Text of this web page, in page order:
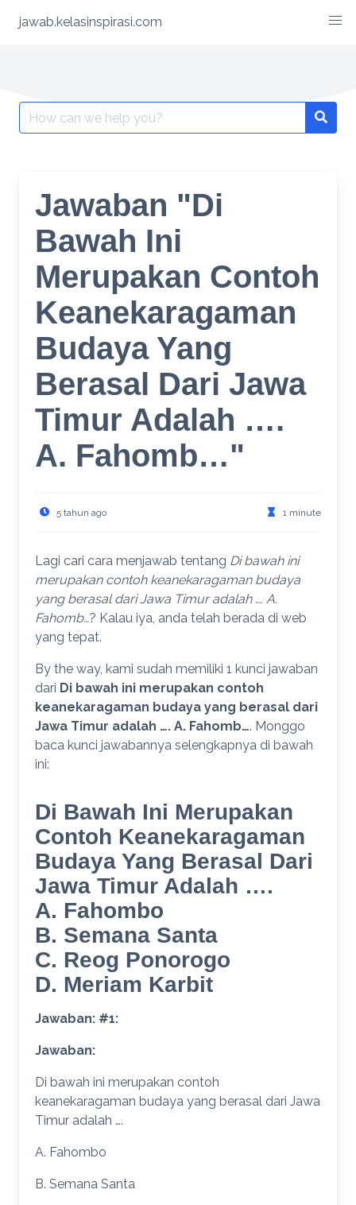
jawab.kelasinspirasi.com
Search
for:
Jawaban "Di
Bawah Ini
Merupakan Contoh
Keanekaragaman
Budaya Yang
Berasal Dari Jawa
Timur Adalah ….
A. Fahomb…"
5 tahun ago 1 minute
Lagi cari cara menjawab tentang Di bawah ini
merupakan contoh keanekaragaman budaya
yang berasal dari Jawa Timur adalah …. A.
Fahomb…? Kalau iya, anda telah berada di web
yang tepat.
By the way, kami sudah memiliki 1 kunci jawaban
dari Di bawah ini merupakan contoh
keanekaragaman budaya yang berasal dari
Jawa Timur adalah …. A. Fahomb…. Monggo
baca kunci jawabannya selengkapnya di bawah
ini:
Di Bawah Ini Merupakan
Contoh Keanekaragaman
Budaya Yang Berasal Dari
Jawa Timur Adalah ….
A. Fahombo
B. Semana Santa
C. Reog Ponorogo
D. Meriam Karbit
Jawaban: #1:
Jawaban:
Di bawah ini merupakan contoh
keanekaragaman budaya yang berasal dari Jawa
Timur adalah ….
A. Fahombo
B. Semana Santa